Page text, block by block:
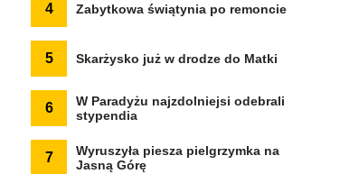
4 Zabytkowa świątynia po remoncie
5 Skarżysko już w drodze do Matki
6
W Paradyżu najzdolniejsi odebrali
stypendia
7
Wyruszyła piesza pielgrzymka na
Jasną Górę